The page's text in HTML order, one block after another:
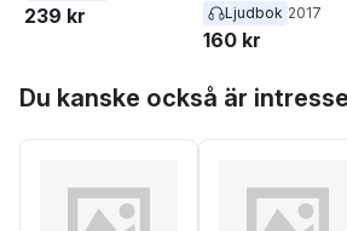
239 kr
Ljudbok 2017
160 kr
Du kanske också är